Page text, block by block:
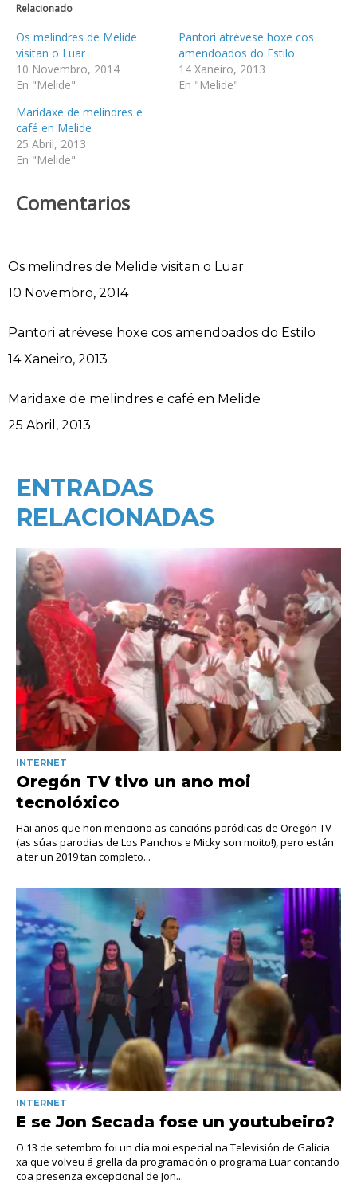
Relacionado
Os melindres de Melide
visitan o Luar
10 Novembro, 2014
En "Melide"
Pantori atrévese hoxe cos
amendoados do Estilo
14 Xaneiro, 2013
En "Melide"
Maridaxe de melindres e
café en Melide
25 Abril, 2013
En "Melide"
Comentarios
Os melindres de Melide visitan o Luar
Data
10 Novembro, 2014
Pantori atrévese hoxe cos amendoados do Estilo
Data
14 Xaneiro, 2013
Maridaxe de melindres e café en Melide
Data
25 Abril, 2013
ENTRADAS
RELACIONADAS
INTERNET
Oregón TV tivo un ano moi
tecnolóxico
Hai anos que non menciono as cancións paródicas de Oregón TV
(as súas parodias de Los Panchos e Micky son moito!), pero están
a ter un 2019 tan completo...
INTERNET
E se Jon Secada fose un youtubeiro?
O 13 de setembro foi un día moi especial na Televisión de Galicia
xa que volveu á grella da programación o programa Luar contando
coa presenza excepcional de Jon...